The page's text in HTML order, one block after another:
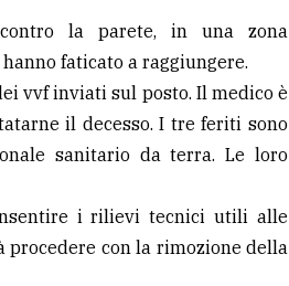
la parete, in una zona
faticato a raggiungere.
vvf inviati sul posto. Il medico è
il decesso. I tre feriti sono
sanitario da terra. Le loro
i rilievi tecnici utili alle
con la rimozione della